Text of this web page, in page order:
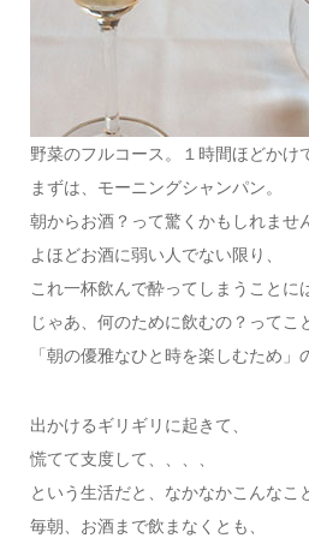
野菜のフルコース。１時間ほどかけ
まずは、モーニングシャンパン。
朝からお酒？って驚くかもしれませ
よほどお酒に弱い人でない限り、
これ一杯飲んで酔ってしまうことに
じゃあ、何のために飲むの？ってこ
「朝の優雅なひと時を楽しむため」
出かけるギリギリに起きて、
慌てて支度して、、、、
という生活だと、なかなかこんなこ
毎朝、お酒まで飲まなくとも、